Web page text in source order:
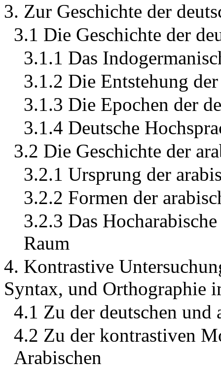
3. Zur Geschichte der
3.1 Die Geschichte der
3.1.1 Das
3.1.2 Die Entstehung
3.1.3 Die Epochen der
3.1.4 Deutsche
3.2 Die Geschichte der
3.2.1 Ursprung der
3.2.2 Formen der
3.2.3 Das
Raum
4. Kontrastive
Syntax, und Orthographie
4.1 Zu der deutschen und
4.2 Zu der kontrastiven
Arabischen